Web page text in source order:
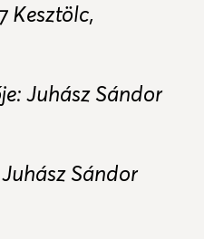
Kesztölc,
Juhász Sándor
Sándor